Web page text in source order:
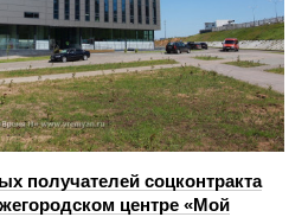
получателей соцконтракта
центре «Мой